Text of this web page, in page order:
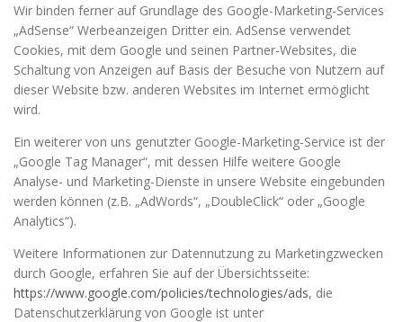
Wir binden ferner auf Grundlage des Google-Marketing-Services
„AdSense“ Werbeanzeigen Dritter ein. AdSense verwendet
Cookies, mit dem Google und seinen Partner-Websites, die
Schaltung von Anzeigen auf Basis der Besuche von Nutzern auf
dieser Website bzw. anderen Websites im Internet ermöglicht
wird.
Ein weiterer von uns genutzter Google-Marketing-Service ist der
„Google Tag Manager“, mit dessen Hilfe weitere Google
Analyse- und Marketing-Dienste in unsere Website eingebunden
werden können (z.B. „AdWords“, „DoubleClick“ oder „Google
Analytics“).
Weitere Informationen zur Datennutzung zu Marketingzwecken
durch Google, erfahren Sie auf der Übersichtsseite:
https://www.google.com/policies/technologies/ads, die
Datenschutzerklärung von Google ist unter